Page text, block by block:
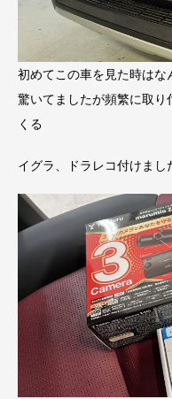
初めてこの車を見た時はな
驚いてましたが頻繁に取り
くる
イグラ、ドラレコ付けまし